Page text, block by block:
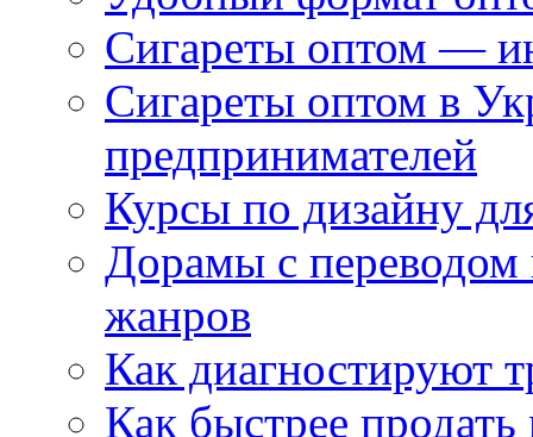
Сигареты оптом —
Сигареты оптом в
предпринимателей
Курсы по дизайну
Дорамы с переводом
жанров
Как диагностируют
Как быстрее